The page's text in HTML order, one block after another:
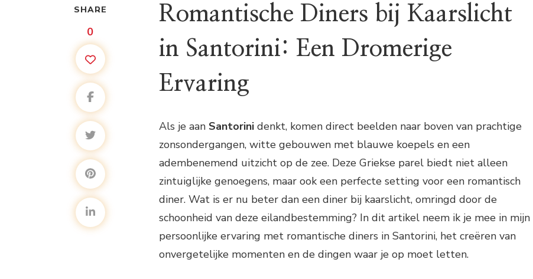
SHARE
0
Romantische Diners bij Kaarslicht
in Santorini: Een Dromerige
Ervaring
Als je aan Santorini denkt, komen direct beelden naar boven van prachtige
zonsondergangen, witte gebouwen met blauwe koepels en een
adembenemend uitzicht op de zee. Deze Griekse parel biedt niet alleen
zintuiglijke genoegens, maar ook een perfecte setting voor een romantisch
diner. Wat is er nu beter dan een diner bij kaarslicht, omringd door de
schoonheid van deze eilandbestemming? In dit artikel neem ik je mee in mijn
persoonlijke ervaring met romantische diners in Santorini, het creëren van
onvergetelijke momenten en de dingen waar je op moet letten.